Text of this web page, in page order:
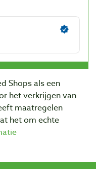
Shops als een
het verkrijgen van
maatregelen
het om echte